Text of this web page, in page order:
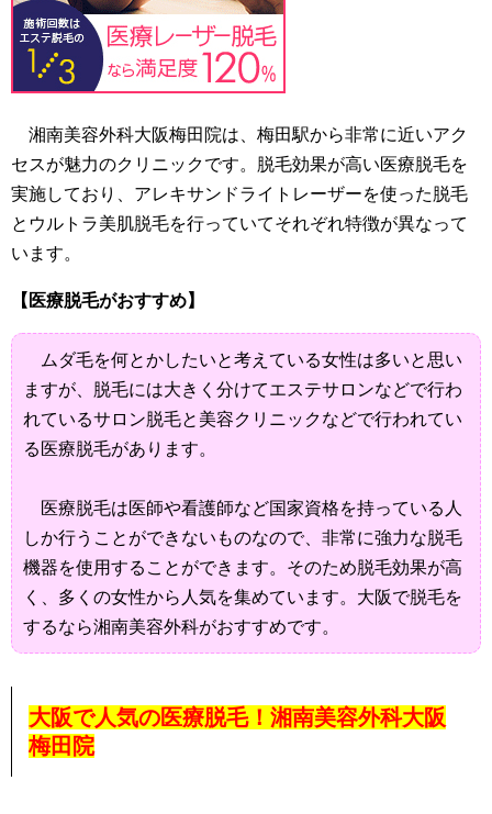
湘南美容外科大阪梅田院は、梅田駅から非常に近いアク
セスが魅力のクリニックです。脱毛効果が高い医療脱毛を
実施しており、アレキサンドライトレーザーを使った脱毛
とウルトラ美肌脱毛を行っていてそれぞれ特徴が異なって
います。
【医療脱毛がおすすめ】
ムダ毛を何とかしたいと考えている女性は多いと思い
ますが、脱毛には大きく分けてエステサロンなどで行わ
れているサロン脱毛と美容クリニックなどで行われてい
る医療脱毛があります。
医療脱毛は医師や看護師など国家資格を持っている人
しか行うことができないものなので、非常に強力な脱毛
機器を使用することができます。そのため脱毛効果が高
く、多くの女性から人気を集めています。大阪で脱毛を
するなら湘南美容外科がおすすめです。
大阪で人気の医療脱毛！湘南美容外科大阪
梅田院